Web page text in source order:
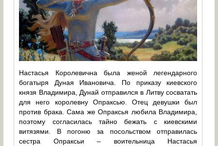
Настасья Королевична была женой легендарного
богатыря Дуная Ивановича. По приказу киевского
князя Владимира, Дунай отправился в Литву сосватать
для него королевну Опраксью. Отец девушки был
против брака. Сама же Опраксья любила Владимира,
поэтому согласилась тайно бежать с киевскими
витязями. В погоню за посольством отправилась
сестра Опраксьи – воительница Настасья